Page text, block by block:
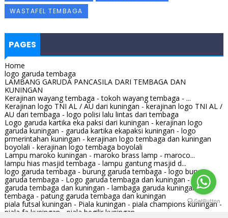
WASTAFEL TEMBAGA
PAGES
Home
logo garuda tembaga
LAMBANG GARUDA PANCASILA DARI TEMBAGA DAN
KUNINGAN
Kerajinan wayang tembaga - tokoh wayang tembaga - ...
Kerajinan logo TNI AL / AU dari kuningan - kerajinan logo TNI AL /
AU dari tembaga - logo polisi lalu lintas dari tembaga
Logo garuda kartika eka paksi dari kuningan - kerajinan logo
garuda kuningan - garuda kartika ekapaksi kuningan - logo
prmerintahan kuningan - kerajinan logo tembaga dan kuningan
boyolali - kerajinan logo tembaga boyolali
Lampu maroko kuningan - maroko brass lamp - maroco...
lampu hias masjid tembaga - lampu gantung masjid d...
logo garuda tembaga - burung garuda tembaga - logo burung
garuda tembaga - Logo garuda tembaga dan kuningan - burung
garuda tembaga dan kuningan - lambaga garuda kuningan dan
tembaga - patung garuda tembaga dan kuningan
piala futsal kuningan - Piala kuningan - piala champions kuningan -
piala fa kuningan - piala begilir kuningan